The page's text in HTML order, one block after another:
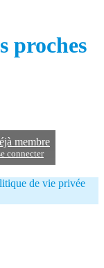
proches
membre
connecter
de vie privée